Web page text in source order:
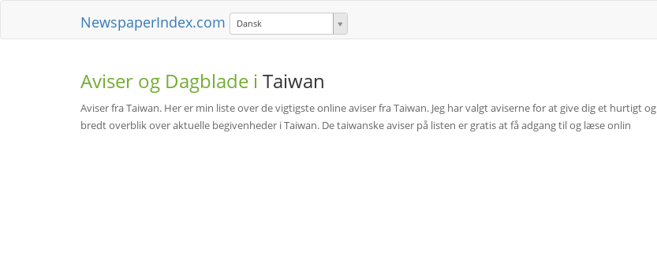
NewspaperIndex.com Dansk
Aviser og Dagblade i Taiwan
Aviser fra Taiwan. Her er min liste over de vigtigste online aviser fra Taiwan. Jeg har valgt aviserne for at give dig et hurtigt og
bredt overblik over aktuelle begivenheder i Taiwan. De taiwanske aviser på listen er gratis at få adgang til og læse onlin